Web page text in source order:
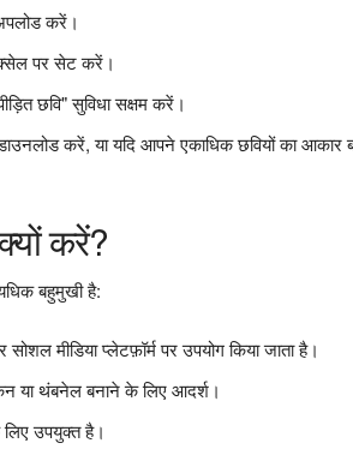
करें।
पर सेट करें।
छवि" सुविधा सक्षम करें।
करें, या यदि आपने एकाधिक छवियों का आकार
करें?
बहुमुखी है:
मीडिया प्लेटफ़ॉर्म पर उपयोग किया जाता है।
या थंबनेल बनाने के लिए आदर्श।
उपयुक्त है।